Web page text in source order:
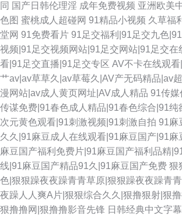
同 国产日韩伦理淫 成年免费视频 亚洲欧美
色图 蜜桃成人超碰网 91精品小视频 久草福
堂网 91免费看片 91足交福利|91足交九色
视频|91足交视频网站|91足交网站|91足交在
看|91足交直播|91足交专区 AV不卡在线观
艹av|av草草久|av草莓久|AV产无码精品|av
漫网站|av成人黄页网址|AV成人精品 91传媒
传谋免费|91春色成人精品|91春色综合|91纯
次元黄色观看|91刺激视频|91刺激自拍 91麻
久久|91麻豆成人在线观看|91麻豆国产|91麻
麻豆国产福利免费片|91麻豆国产福利品精
线|91麻豆国产精品91久|91麻豆国产免费 狠
色|狠狠躁夜夜躁青青草原|狠狠躁夜夜躁青
夜躁人人爽A片|狠狠综合久久|狠撸狠射|狠
狠撸撸网|狠撸撸影音先锋 日韩经典中文字